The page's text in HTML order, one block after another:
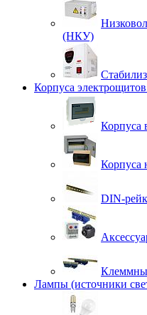
(НКУ)
Корпуса
Корпуса
Корпуса
DIN-
Лампы (источники